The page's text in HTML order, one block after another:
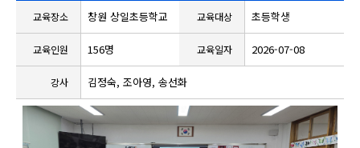
교육장소 창원 상일초등학교 교육대상 초등학생
교육인원 156명 교육일자 2026-07-08
강사 김정숙, 조아영, 송선화